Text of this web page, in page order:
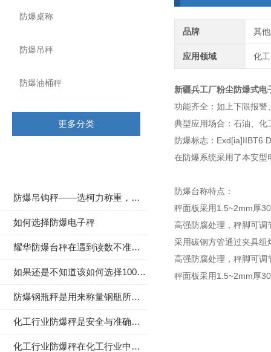
防爆桌称
防爆吊秤
防爆油桶秤
更多分类
防爆吊钩秤——选柯力称重，确保防爆区域生产安全
如何选择防爆电子秤
耀华防爆台秤在遇到读数不准时该如何进行调试呢
如果还是不知道该如何选择100吨地磅那不妨看看这些
防爆钢瓶秤是用来称量钢瓶所储存气体重量的电子秤
化工行业防爆秤是安全与准确测量的双重守护者
化工行业防爆秤在化工行业中的应用场景非常广泛
品牌 其
应用领域 化
新疆兵工厂粉尘防爆式电
功能齐全：如上下限报
典型应用场合：石油、
防爆标志：Exd[ia]IIBT6
在防爆系统采用了本安
防爆台称特点：
秤面板采用1.5~2mm厚
高强防腐处理，秤脚可
采用碳钢方管通过夹具
高强防腐处理，秤脚可
秤面板采用1.5~2mm厚